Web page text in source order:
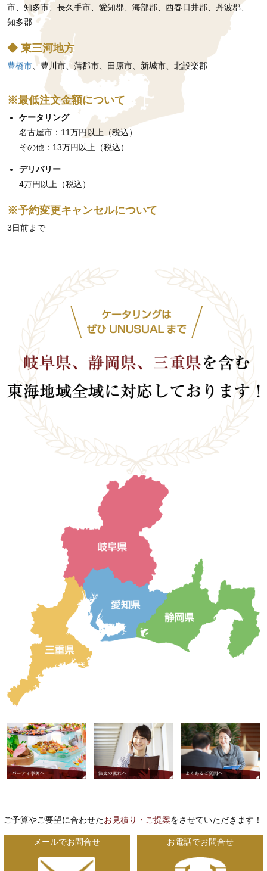
市、知多市、長久手市、愛知郡、海部郡、西春日井郡、丹波郡、
知多郡
◆ 東三河地方
豊橋市 、豊川市、蒲郡市、田原市、新城市、北設楽郡
※最低注文金額について
ケータリング
名古屋市：11万円以上（税込）
その他：13万円以上（税込）
デリバリー
4万円以上（税込）
※予約変更キャンセルについて
3日前まで
ご予算やご要望に合わせたお見積り・ご提案をさせていただきます！
メールでお問合せ お電話でお問合せ